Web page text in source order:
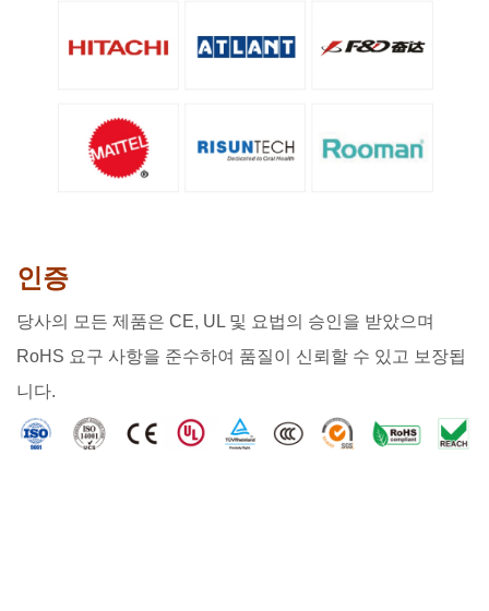
인증
당사의 모든 제품은 CE, UL 및 요법의 승인을 받았으며
RoHS 요구 사항을 준수하여 품질이 신뢰할 수 있고 보장됩
니다.